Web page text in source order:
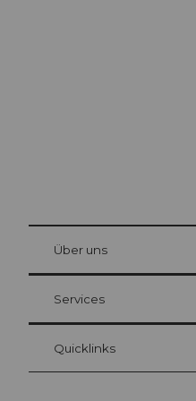
Gästekarte Luzern
Ihre Vorteile als Übernachtungsgast
at Bre
Über uns
Services
Quicklinks